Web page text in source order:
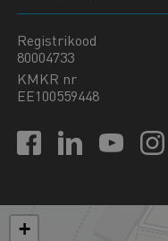
Registrikood
80004733
KMKR nr
EE100559448
+